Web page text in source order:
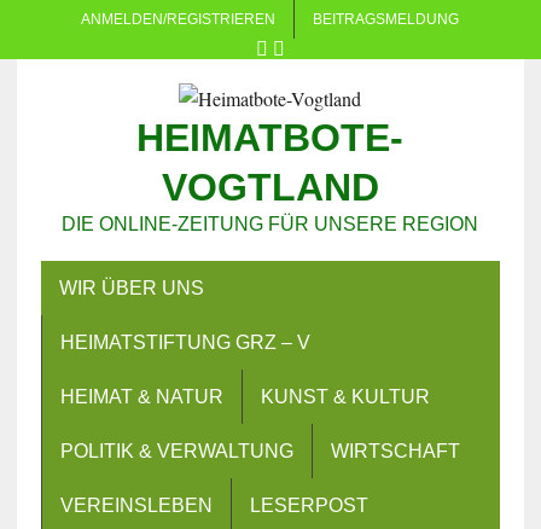
ANMELDEN/REGISTRIEREN BEITRAGSMELDUNG
HEIMATBOTE-
VOGTLAND
DIE ONLINE-ZEITUNG FÜR UNSERE REGION
WIR ÜBER UNS
HEIMATSTIFTUNG GRZ – V
HEIMAT & NATUR KUNST & KULTUR
POLITIK & VERWALTUNG WIRTSCHAFT
VEREINSLEBEN LESERPOST